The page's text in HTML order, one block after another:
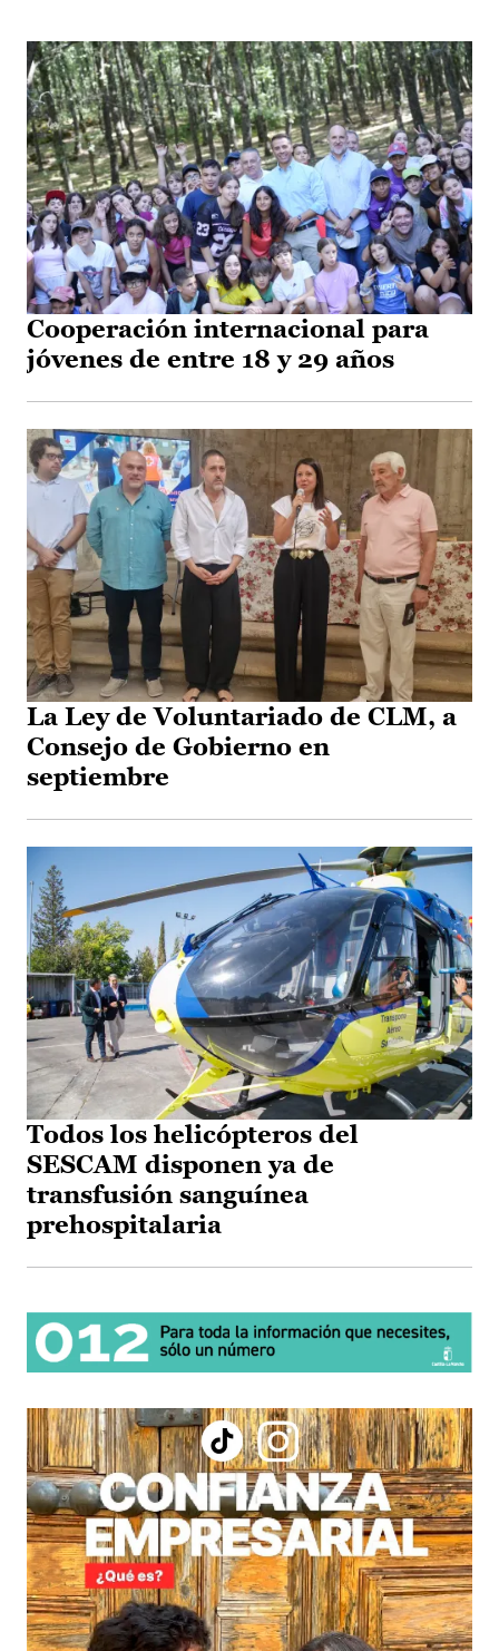
Cooperación internacional para
jóvenes de entre 18 y 29 años
La Ley de Voluntariado de CLM, a
Consejo de Gobierno en
septiembre
Todos los helicópteros del
SESCAM disponen ya de
transfusión sanguínea
prehospitalaria